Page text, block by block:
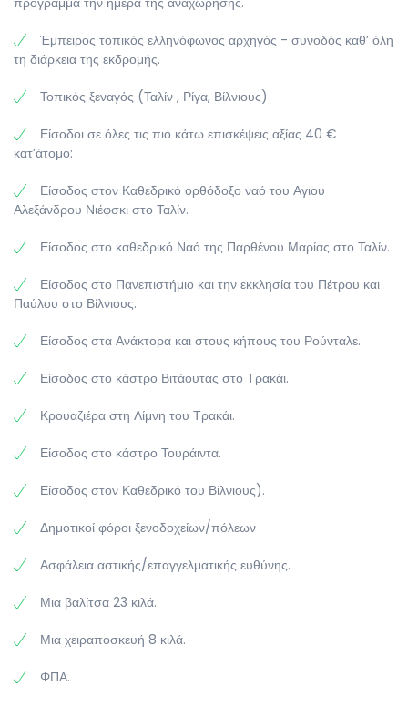
αντικατοπτρίζουν την ιστορία της περιοχής, από τον 11ο
στο ποταμό Daugava. Διανυκτέρευση.
Έμπειρος τοπικός ελληνόφωνος αρχηγός - συνοδός καθ’ όλη
τη διάρκεια της εκδρομής.
Τοπικός ξεναγός (Ταλίν , Ρίγα, Βίλνιους)
Είσοδοι σε όλες τις πιο κάτω επισκέψεις αξίας 40 €
κατ’άτομο:
Είσοδος στον Καθεδρικό ορθόδοξο ναό του Αγιου
Αλεξάνδρου Νιέφσκι στο Ταλίν.
Είσοδος στο καθεδρικό Ναό της Παρθένου Μαρίας στο Ταλίν.
Είσοδος στο Πανεπιστήμιο και την εκκλησία του Πέτρου και
Παύλου στο Βίλνιους.
Είσοδος στα Ανάκτορα και στους κήπους του Ρούνταλε.
Είσοδος στο κάστρο Βιτάουτας στο Τρακάι.
Κρουαζιέρα στη Λίμνη του Τρακάι.
Είσοδος στο κάστρο Τουράιντα.
Είσοδος στον Καθεδρικό του Βίλνιους).
Δημοτικοί φόροι ξενοδοχείων/πόλεων
Ασφάλεια αστικής/επαγγελματικής ευθύνης.
Μια βαλίτσα 23 κιλά.
Μια χειραποσκευή 8 κιλά.
ΦΠΑ.